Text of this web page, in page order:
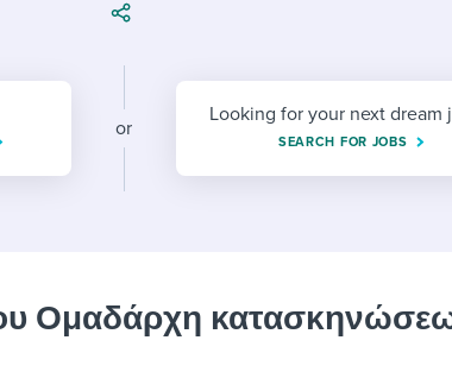
or
Looking for your next dream
SEARCH FOR JOBS
Ομαδάρχη